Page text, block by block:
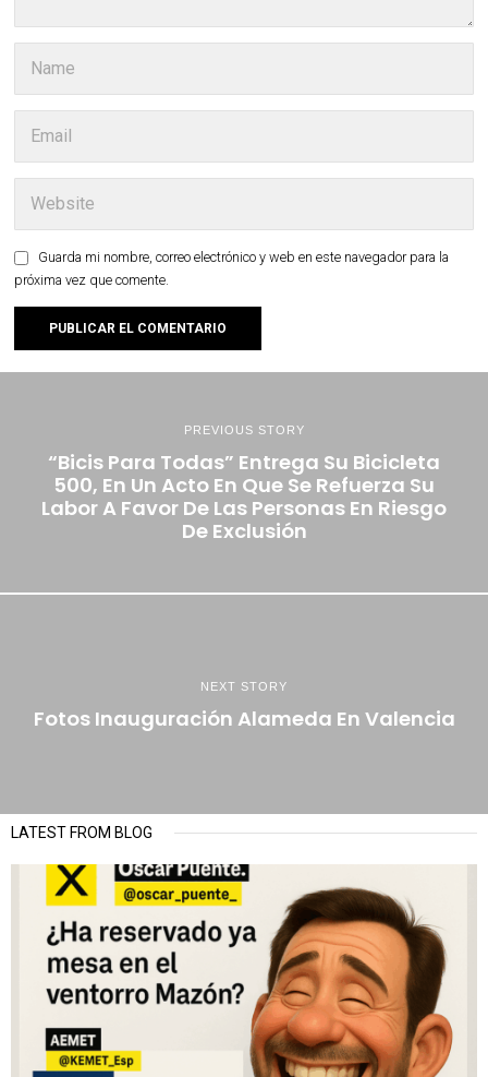
Guarda mi nombre, correo electrónico y web en este navegador para la
próxima vez que comente.
PREVIOUS STORY
“Bicis Para Todas” Entrega Su Bicicleta
500, En Un Acto En Que Se Refuerza Su
Labor A Favor De Las Personas En Riesgo
De Exclusión
NEXT STORY
Fotos Inauguración Alameda En Valencia
LATEST FROM BLOG